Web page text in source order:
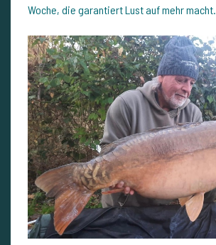
Woche, die garantiert Lust auf mehr macht.